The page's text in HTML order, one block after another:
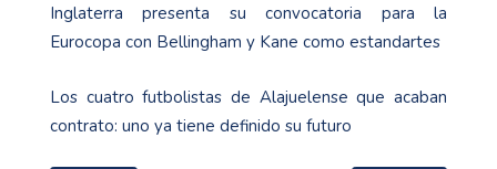
Inglaterra presenta su convocatoria para la
Eurocopa con Bellingham y Kane como estandartes
Los cuatro futbolistas de Alajuelense que acaban
contrato: uno ya tiene definido su futuro